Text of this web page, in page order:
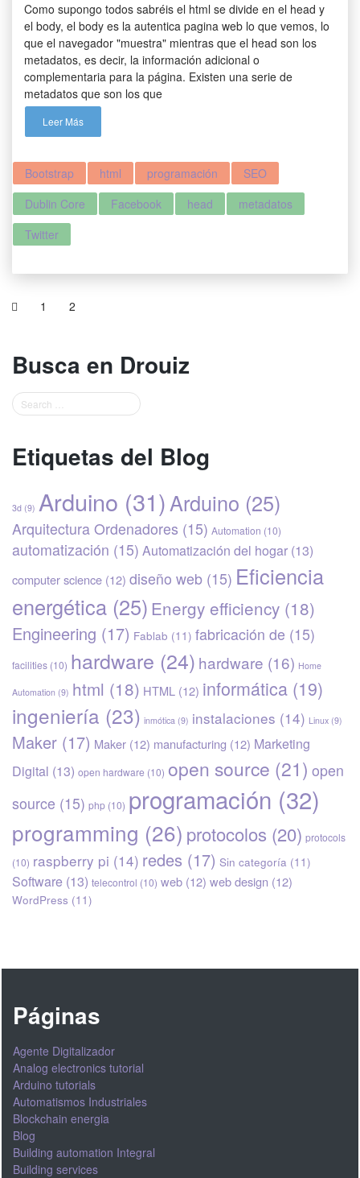
Como supongo todos sabréis el html se divide en el head y
el body, el body es la autentica pagina web lo que vemos, lo
que el navegador "muestra" mientras que el head son los
metadatos, es decir, la información adicional o
complementaria para la página. Existen una serie de
metadatos que son los que
Leer Más
Bootstrap html programación
SEO
Dublin Core
Facebook head
metadatos
Twitter
1 2
Busca en Drouiz
Etiquetas del Blog
3d (9) Arduino (31)Arduino (25)
Arquitectura Ordenadores (15) Automation (10)
automatización (15) Automatización del hogar (13)
computer science (12) diseño web (15) Eficiencia
energética (25) Energy efficiency (18)
Engineering (17) Fablab (11) fabricación de (15)
facilities (10) hardware (24) hardware (16) Home
Automation (9) html (18) HTML (12) informática (19)
ingeniería (23) inmótica (9) instalaciones (14) Linux (9)
Maker (17) Maker (12) manufacturing (12) Marketing
Digital (13) open hardware (10) open source (21) open
source (15) php (10) programación (32)
programming (26) protocolos (20) protocols
(10) raspberry pi (14) redes (17) Sin categoría (11)
Software (13) telecontrol (10) web (12) web design (12)
WordPress (11)
Páginas
Agente Digitalizador
Analog electronics tutorial
Arduino tutorials
Automatismos Industriales
Blockchain energia
Blog
Building automation Integral
Building services